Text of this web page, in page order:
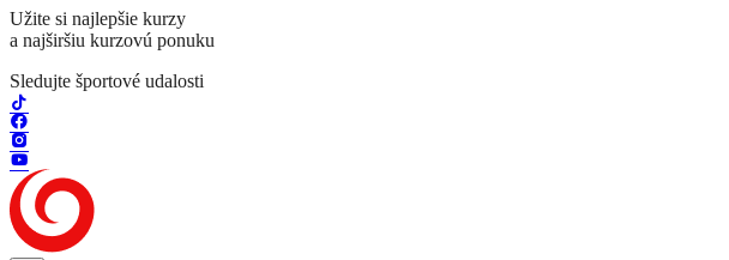
Užite si najlepšie kurzy
a najširšiu kurzovú ponuku
Sledujte športové udalosti